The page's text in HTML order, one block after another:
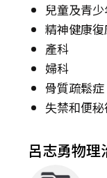
兒童及青
精神健康
產科
婦科
骨質疏鬆症
失禁和便
呂志勇物